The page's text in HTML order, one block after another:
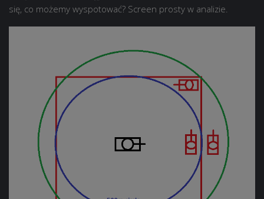
się, co możemy wyspotować? Screen prosty w analizie.